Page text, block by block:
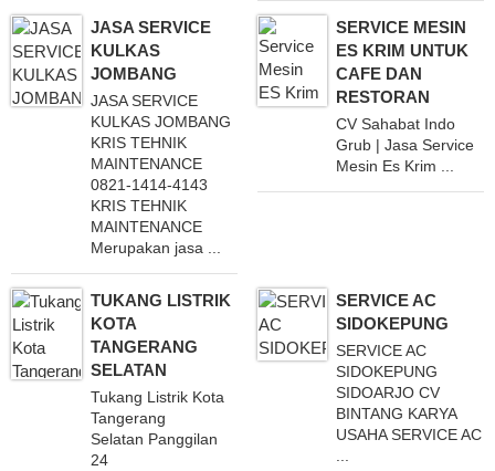
JASA SERVICE
KULKAS
JOMBANG
JASA SERVICE
KULKAS JOMBANG
KRIS TEHNIK
MAINTENANCE
0821-1414-4143
KRIS TEHNIK
MAINTENANCE
Merupakan jasa ...
SERVICE MESIN
ES KRIM UNTUK
CAFE DAN
RESTORAN
CV Sahabat Indo
Grub | Jasa Service
Mesin Es Krim ...
TUKANG LISTRIK
KOTA
TANGERANG
SELATAN
Tukang Listrik Kota
Tangerang
Selatan Panggilan
24
SERVICE AC
SIDOKEPUNG
SERVICE AC
SIDOKEPUNG
SIDOARJO CV
BINTANG KARYA
USAHA SERVICE AC
...